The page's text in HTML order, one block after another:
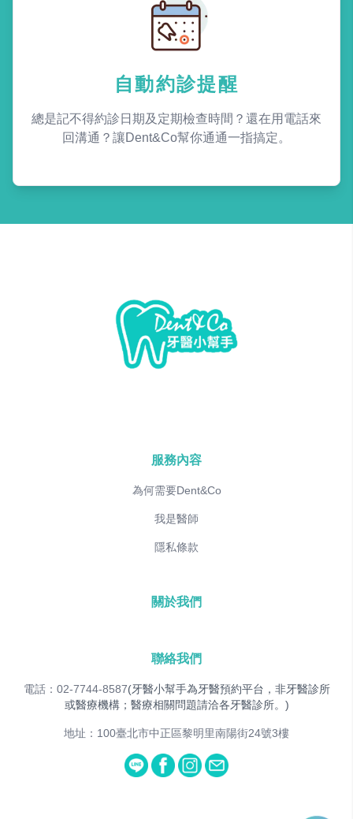
自動約診提醒
總是記不得約診日期及定期檢查時間？還在用電話來
回溝通？讓Dent&Co幫你通通一指搞定。
服務內容
為何需要Dent&Co
我是醫師
隱私條款
關於我們
聯絡我們
電話：02-7744-8587(牙醫小幫手為牙醫預約平台，非牙醫診所
或醫療機構；醫療相關問題請洽各牙醫診所。)
地址：100臺北市中正區黎明里南陽街24號3樓